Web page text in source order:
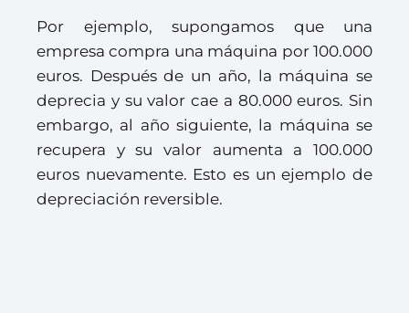
Por ejemplo, supongamos que una
empresa compra una máquina por 100.000
euros. Después de un año, la máquina se
deprecia y su valor cae a 80.000 euros. Sin
embargo, al año siguiente, la máquina se
recupera y su valor aumenta a 100.000
euros nuevamente. Esto es un ejemplo de
depreciación reversible.